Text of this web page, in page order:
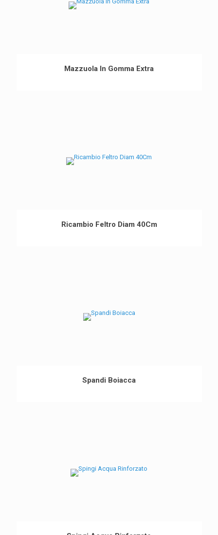
Mazzuola In Gomma Extra
Ricambio Feltro Diam 40Cm
Spandi Boiacca